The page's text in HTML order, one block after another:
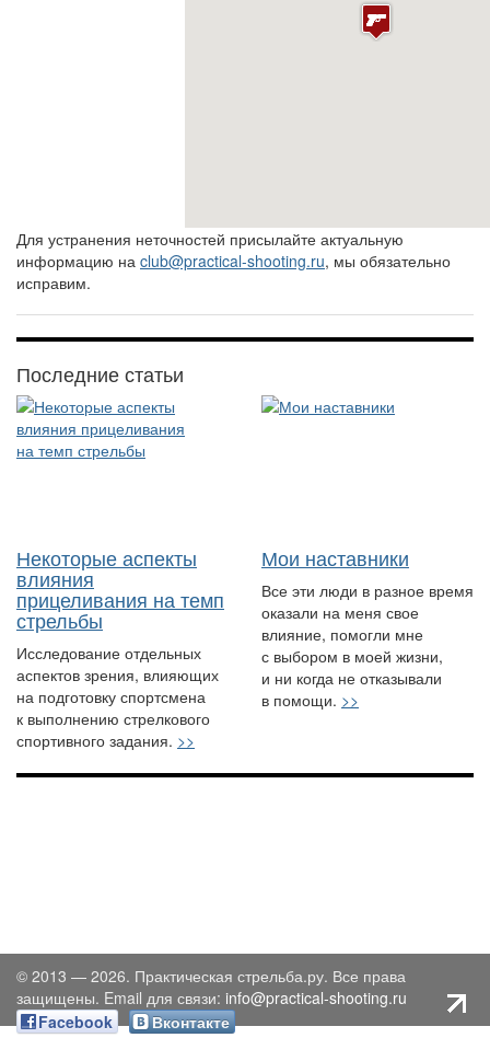
Для устранения неточностей присылайте актуальную
информацию на club@practical-shooting.ru, мы обязательно
исправим.
Последние статьи
Некоторые аспекты
влияния
прицеливания на темп
стрельбы
Исследование отдельных
аспектов зрения, влияющих
на подготовку спортсмена
к выполнению стрелкового
спортивного задания. >>
Мои наставники
Все эти люди в разное время
оказали на меня свое
влияние, помогли мне
с выбором в моей жизни,
и ни когда не отказывали
в помощи. >>
© 2013 — 2026. Практическая стрельба.ру. Все права
защищены. Email для связи: info@practical-shooting.ru
Facebook
Вконтакте